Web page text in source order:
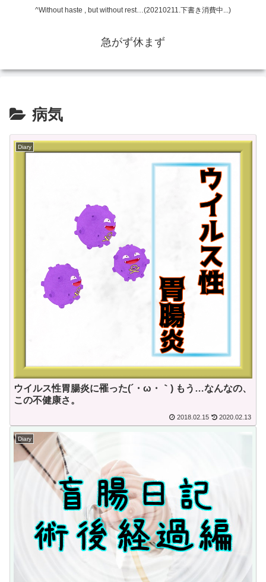
^Without haste , but without rest…(20210211.下書き消費中...)
急がず休まず
病気
Diary
ウイルス性胃腸炎に罹った(´・ω・｀) もう…なんなの、
この不健康さ。
2018.02.15 2020.02.13
Diary